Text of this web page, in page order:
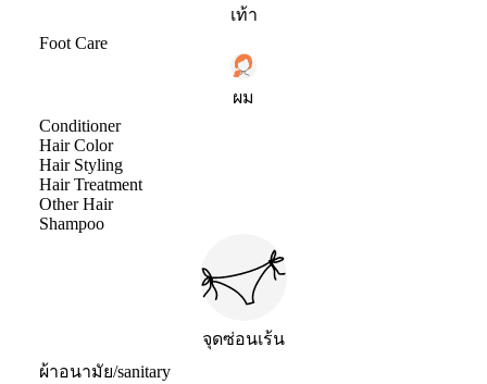
เท้า
Foot Care
ผม
Conditioner
Hair Color
Hair Styling
Hair Treatment
Other Hair
Shampoo
จุดซ่อนเร้น
ผ้าอนามัย/sanitary